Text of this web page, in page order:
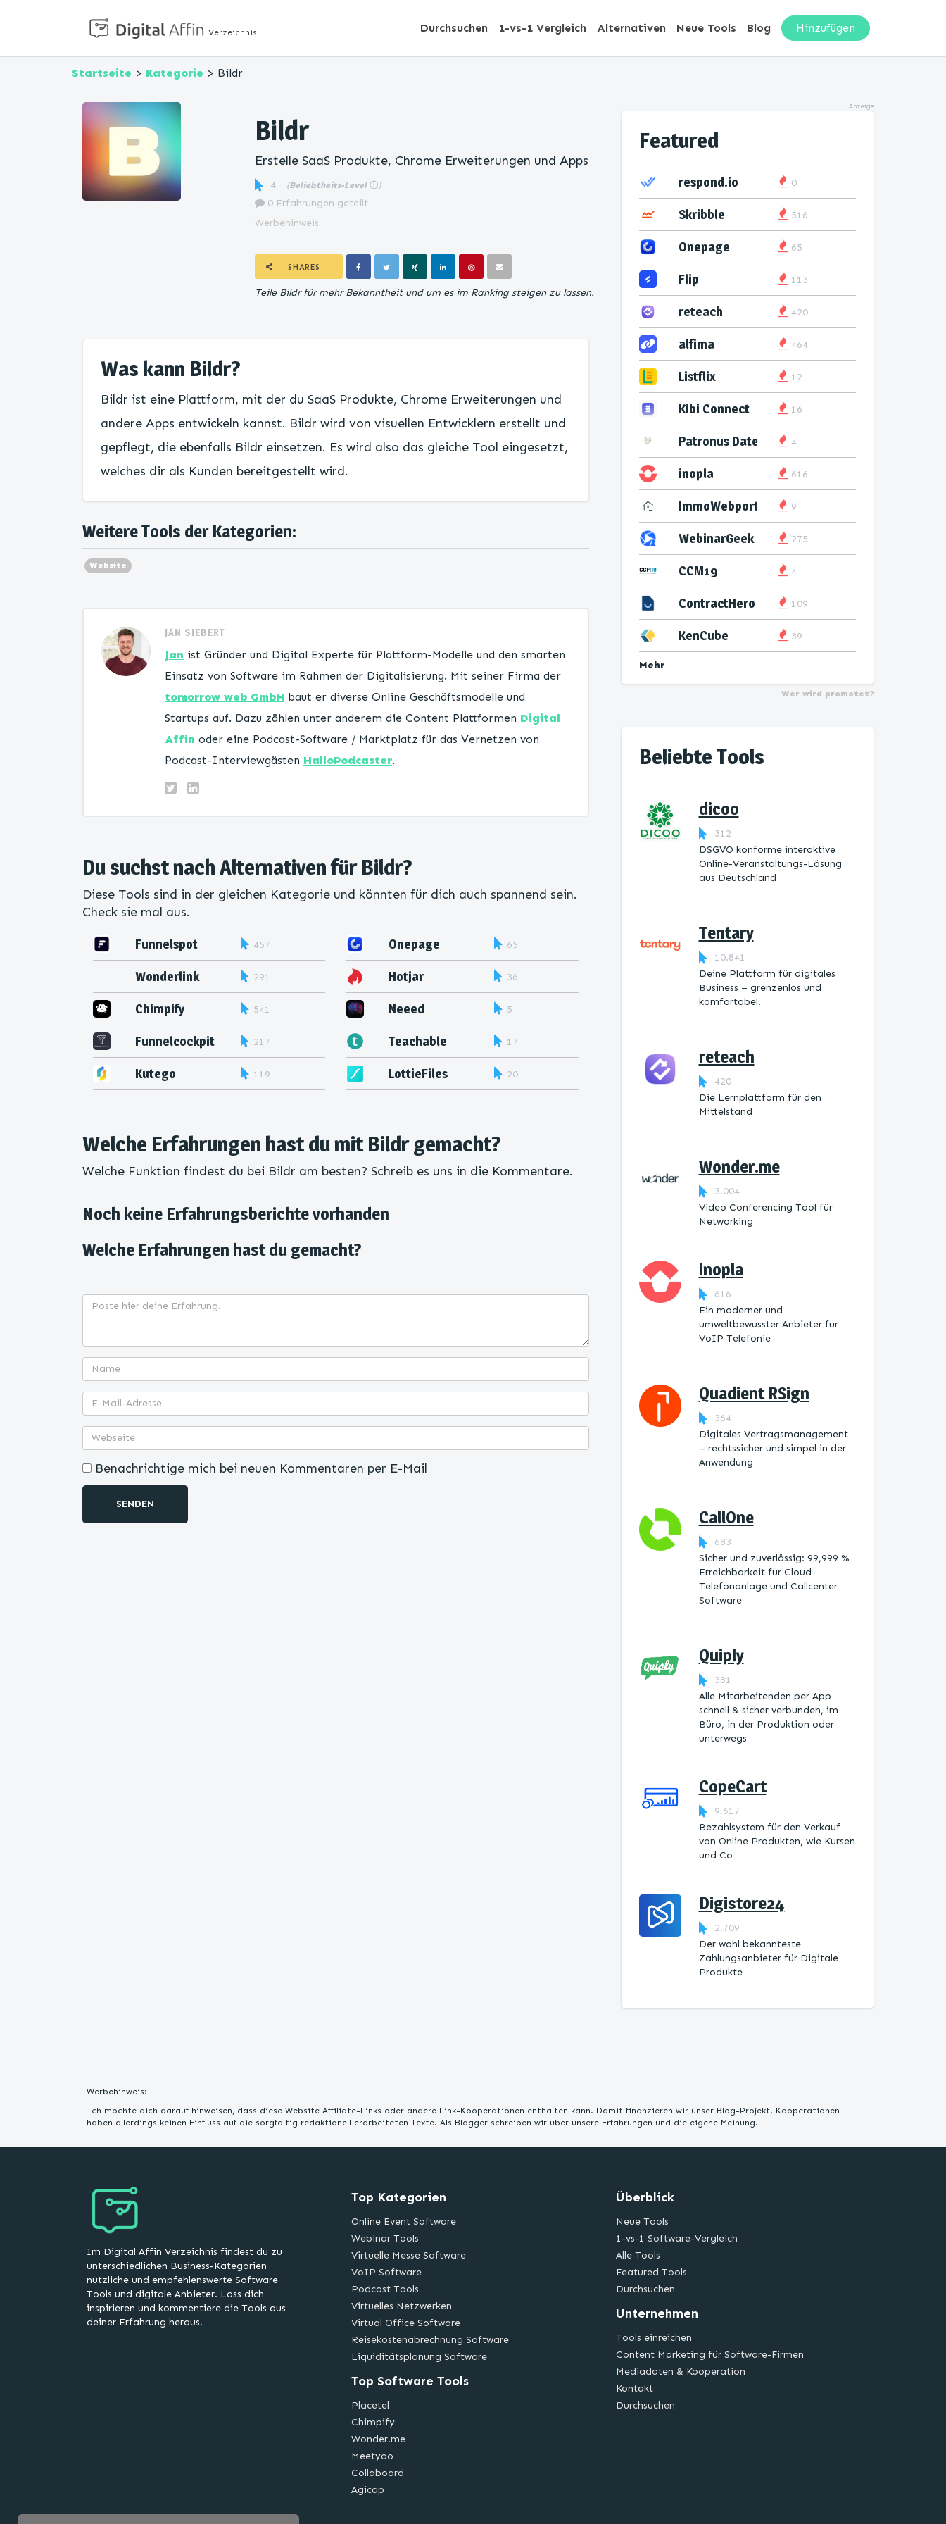
Verzeichnis Durchsuchen 1-vs-1 Vergleich Alternativen Neue Tools Blog Hinzufügen
Startseite > Kategorie > Bildr
Bildr
Erstelle SaaS Produkte, Chrome Erweiterungen und Apps
4 (Beliebtheits-Level ⓘ)
0 Erfahrungen geteilt
Werbehinweis
SHARES
Teile Bildr für mehr Bekanntheit und um es im Ranking steigen zu lassen.
Was kann Bildr?
Bildr ist eine Plattform, mit der du SaaS Produkte, Chrome Erweiterungen und
andere Apps entwickeln kannst. Bildr wird von visuellen Entwicklern erstellt und
gepflegt, die ebenfalls Bildr einsetzen. Es wird also das gleiche Tool eingesetzt,
welches dir als Kunden bereitgestellt wird.
Weitere Tools der Kategorien:
Website
JAN SIEBERT
Jan ist Gründer und Digital Experte für Plattform-Modelle und den smarten
Einsatz von Software im Rahmen der Digitalisierung. Mit seiner Firma der
tomorrow web GmbH baut er diverse Online Geschäftsmodelle und
Startups auf. Dazu zählen unter anderem die Content Plattformen Digital
Affin oder eine Podcast-Software / Marktplatz für das Vernetzen von
Podcast-Interviewgästen HalloPodcaster.
Du suchst nach Alternativen für Bildr?
Diese Tools sind in der gleichen Kategorie und könnten für dich auch spannend sein.
Check sie mal aus.
Funnelspot 457
Wonderlink 291
Chimpify 541
Funnelcockpit 217
Kutego 119
Onepage 65
Hotjar 36
Neeed 5
Teachable 17
LottieFiles 20
Welche Erfahrungen hast du mit Bildr gemacht?
Welche Funktion findest du bei Bildr am besten? Schreib es uns in die Kommentare.
Noch keine Erfahrungsberichte vorhanden
Welche Erfahrungen hast du gemacht?
Benachrichtige mich bei neuen Kommentaren per E-Mail
SENDEN
Anzeige
Featured
respond.io 0
Skribble 516
Onepage 65
Flip 113
reteach 420
alfima 464
Listflix 12
Kibi Connect 16
Patronus Datenservice
4
inopla 616
ImmoWebport 9
WebinarGeek 275
CCM19 4
ContractHero 109
KenCube 39
Mehr
Wer wird promotet?
Beliebte Tools
dicoo
312
DSGVO konforme interaktive
Online-Veranstaltungs-Lösung
aus Deutschland
Tentary
10.841
Deine Plattform für digitales
Business – grenzenlos und
komfortabel.
reteach
420
Die Lernplattform ​für den
Mittelstand
Wonder.me
3.004
Video Conferencing Tool für
Networking
inopla
616
Ein moderner und
umweltbewusster Anbieter für
VoIP Telefonie
Quadient RSign
364
Digitales Vertragsmanagement
– rechtssicher und simpel in der
Anwendung
CallOne
683
Sicher und zuverlässig: 99,999 %
Erreichbarkeit für Cloud
Telefonanlage und Callcenter
Software
Quiply
381
Alle Mitarbeitenden per App
schnell & sicher verbunden, im
Büro, in der Produktion oder
unterwegs
CopeCart
9.617
Bezahlsystem für den Verkauf
von Online Produkten, wie Kursen
und Co
Digistore24
2.709
Der wohl bekannteste
Zahlungsanbieter für Digitale
Produkte
Werbehinweis:
Ich möchte dich darauf hinweisen, dass diese Website Affiliate-Links oder andere Link-Kooperationen enthalten kann. Damit finanzieren wir unser Blog-Projekt. Kooperationen
haben allerdings keinen Einfluss auf die sorgfältig redaktionell erarbeiteten Texte. Als Blogger schreiben wir über unsere Erfahrungen und die eigene Meinung.
Im Digital Affin Verzeichnis findest du zu
unterschiedlichen Business-Kategorien
nützliche und empfehlenswerte Software
Tools und digitale Anbieter. Lass dich
inspirieren und kommentiere die Tools aus
deiner Erfahrung heraus.
Top Kategorien
Online Event Software
Webinar Tools
Virtuelle Messe Software
VoIP Software
Podcast Tools
Virtuelles Netzwerken
Virtual Office Software
Reisekostenabrechnung Software
Liquiditätsplanung Software
Top Software Tools
Placetel
Chimpify
Wonder.me
Meetyoo
Collaboard
Agicap
Überblick
Neue Tools
1-vs-1 Software-Vergleich
Alle Tools
Featured Tools
Durchsuchen
Unternehmen
Tools einreichen
Content Marketing für Software-Firmen
Mediadaten & Kooperation
Kontakt
Durchsuchen